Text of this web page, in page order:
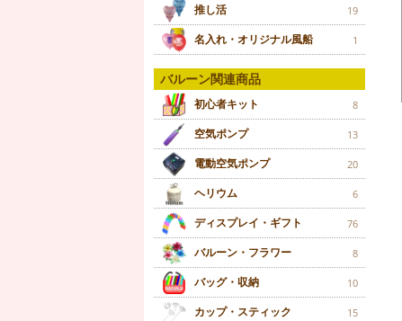
推し活 19
名入れ・オリジナル風船 1
バルーン関連商品
初心者キット 8
空気ポンプ 13
電動空気ポンプ 20
ヘリウム 6
ディスプレイ・ギフト 76
バルーン・フラワー 8
バッグ・収納 10
カップ・スティック 15